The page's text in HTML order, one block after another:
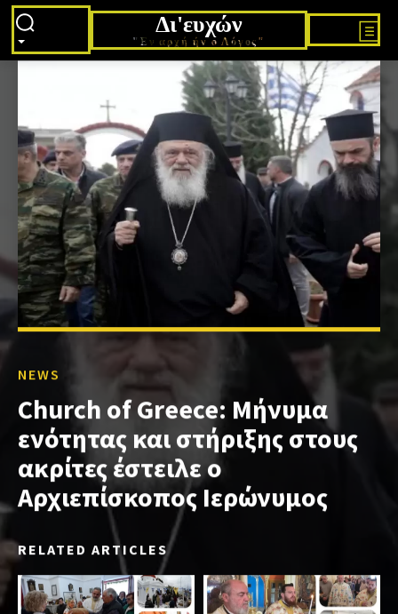
Δι'ευχών
"Εν αρχή ήν ο Λόγος"
NEWS
Church of Greece: Μήνυμα
ενότητας και στήριξης στους
ακρίτες έστειλε ο
Αρχιεπίσκοπος Ιερώνυμος
RELATED ARTICLES